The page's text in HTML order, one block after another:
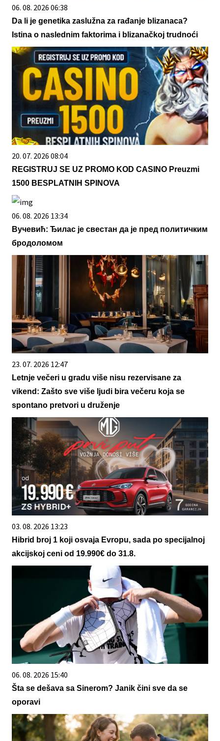
06. 08. 2026 06:38
Da li je genetika zaslužna za rađanje blizanaca?
Istina o naslednim faktorima i blizanačkoj trudnoći
20. 07. 2026 08:04
REGISTRUJ SE UZ PROMO KOD CASINO Preuzmi
1500 BESPLATNIH SPINOVA
06. 08. 2026 13:34
Вучевић: Ђилас је свестан да је пред политичким
бродоломом
23. 07. 2026 12:47
Letnje večeri u gradu više nisu rezervisane za
vikend: Zašto sve više ljudi bira večeru koja se
spontano pretvori u druženje
03. 08. 2026 13:23
Hibrid broj 1 koji osvaja Evropu, sada po specijalnoj
akcijskoj ceni od 19.990€ do 31.8.
06. 08. 2026 15:40
Šta se dešava sa Sinerom? Janik čini sve da se
oporavi